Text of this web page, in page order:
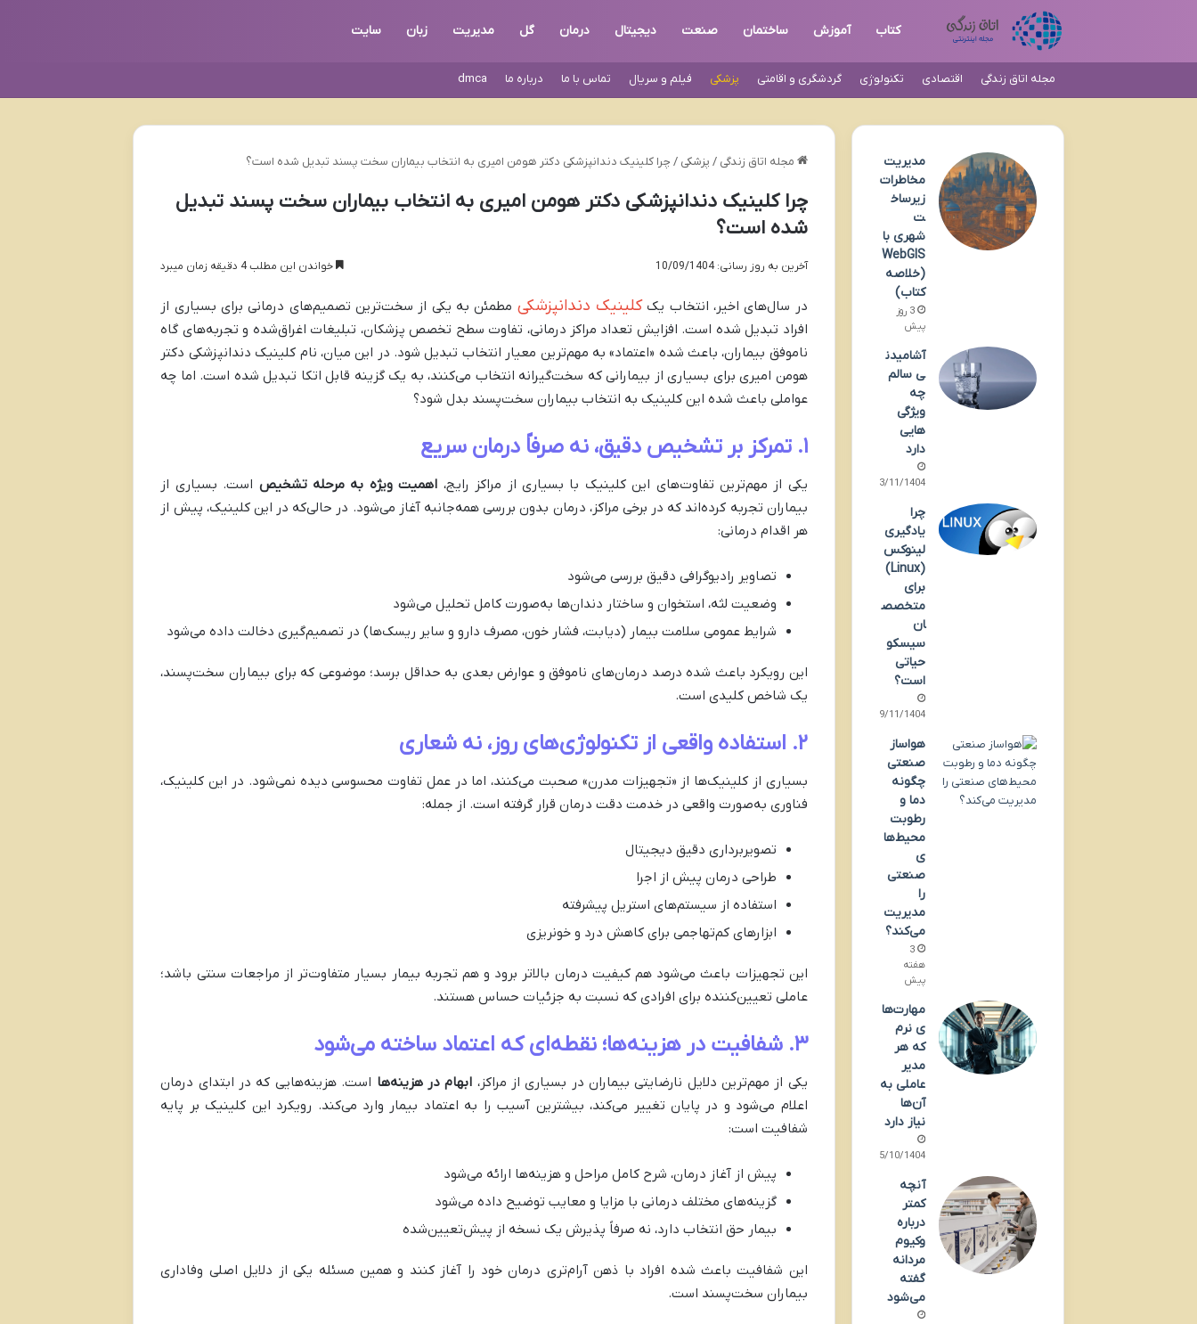
کتاب آموزش ساختمان صنعت دیجیتال درمان گل مدیریت زبان سایت
مجله اتاق زندگی اقتصادی تکنولوژی گردشگری و اقامتی پزشکی فیلم و سریال تماس با ما درباره ما dmca
مجله اتاق زندگی / پزشکی / چرا کلینیک دندانپزشکی دکتر هومن امیری به انتخاب بیماران سخت پسند تبدیل شده است؟
چرا کلینیک دندانپزشکی دکتر هومن امیری به انتخاب بیماران سخت پسند تبدیل
شده است؟
آخرین به روز رسانی: 10/09/1404 خواندن این مطلب 4 دقیقه زمان میبرد
در سال‌های اخیر، انتخاب یککلینیک دندانپزشکی مطمئن به یکی از سخت‌ترین تصمیم‌های درمانی برای بسیاری از
افراد تبدیل شده است. افزایش تعداد مراکز درمانی، تفاوت سطح تخصص پزشکان، تبلیغات اغراق‌شده و تجربه‌های گاه
ناموفق بیماران، باعث شده «اعتماد» به مهم‌ترین معیار انتخاب تبدیل شود. در این میان، نام کلینیک دندانپزشکی دکتر
هومن امیری برای بسیاری از بیمارانی که سخت‌گیرانه انتخاب می‌کنند، به یک گزینه قابل اتکا تبدیل شده است. اما چه
عواملی باعث شده این کلینیک به انتخاب بیماران سخت‌پسند بدل شود؟
۱. تمرکز بر تشخیص دقیق، نه صرفاً درمان سریع
یکی از مهم‌ترین تفاوت‌های این کلینیک با بسیاری از مراکز رایج، اهمیت ویژه به مرحله تشخیص است. بسیاری از
بیماران تجربه کرده‌اند که در برخی مراکز، درمان بدون بررسی همه‌جانبه آغاز می‌شود. در حالی‌که در این کلینیک، پیش از
هر اقدام درمانی:
تصاویر رادیوگرافی دقیق بررسی می‌شود
وضعیت لثه، استخوان و ساختار دندان‌ها به‌صورت کامل تحلیل می‌شود
شرایط عمومی سلامت بیمار (دیابت، فشار خون، مصرف دارو و سایر ریسک‌ها) در تصمیم‌گیری دخالت داده می‌شود
این رویکرد باعث شده درصد درمان‌های ناموفق و عوارض بعدی به حداقل برسد؛ موضوعی که برای بیماران سخت‌پسند،
یک شاخص کلیدی است.
۲. استفاده واقعی از تکنولوژی‌های روز، نه شعاری
بسیاری از کلینیک‌ها از «تجهیزات مدرن» صحبت می‌کنند، اما در عمل تفاوت محسوسی دیده نمی‌شود. در این کلینیک،
فناوری به‌صورت واقعی در خدمت دقت درمان قرار گرفته است. از جمله:
تصویربرداری دقیق دیجیتال
طراحی درمان پیش از اجرا
استفاده از سیستم‌های استریل پیشرفته
ابزارهای کم‌تهاجمی برای کاهش درد و خونریزی
این تجهیزات باعث می‌شود هم کیفیت درمان بالاتر برود و هم تجربه بیمار بسیار متفاوت‌تر از مراجعات سنتی باشد؛
عاملی تعیین‌کننده برای افرادی که نسبت به جزئیات حساس هستند.
۳. شفافیت در هزینه‌ها؛ نقطه‌ای که اعتماد ساخته می‌شود
یکی از مهم‌ترین دلایل نارضایتی بیماران در بسیاری از مراکز، ابهام در هزینه‌ها است. هزینه‌هایی که در ابتدای درمان
اعلام می‌شود و در پایان تغییر می‌کند، بیشترین آسیب را به اعتماد بیمار وارد می‌کند. رویکرد این کلینیک بر پایه
شفافیت است:
پیش از آغاز درمان، شرح کامل مراحل و هزینه‌ها ارائه می‌شود
گزینه‌های مختلف درمانی با مزایا و معایب توضیح داده می‌شود
بیمار حق انتخاب دارد، نه صرفاً پذیرش یک نسخه از پیش‌تعیین‌شده
این شفافیت باعث شده افراد با ذهن آرام‌تری درمان خود را آغاز کنند و همین مسئله یکی از دلایل اصلی وفاداری
بیماران سخت‌پسند است.
مدیریت
مخاطرات
زیرساخ
ت
شهری با
WebGIS
(خلاصه
کتاب)
3 روز
پیش
آشامیدن
ی سالم
چه
ویژگی
هایی
دارد
23/11/1404
چرا
یادگیری
لینوکس
(Linux)
برای
متخصص
ان
سیسکو
حیاتی
است؟
19/11/1404
هواساز
صنعتی
چگونه
دما و
رطوبت
محیط‌ها
ی
صنعتی
را
مدیریت
می‌کند؟
3
هفته
پیش
مهارت‌ها
ی نرم
که هر
مدیر
عاملی به
آن‌ها
نیاز دارد
15/10/1404
آنچه
کمتر
درباره
وکیوم
مردانه
گفته
می‌شود